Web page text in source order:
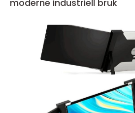
moderne industriell bruk